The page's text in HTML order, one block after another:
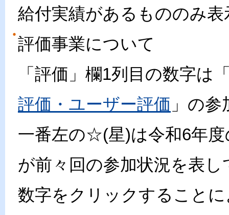
給付実績があるもののみ
評価事業について
「評価」欄1列目の数字は
評価・ユーザー評価 」の
一番左の☆(星)は令和6年
が前々回の参加状況を表し
数字をクリックすること